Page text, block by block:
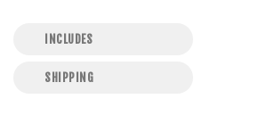
INCLUDES
SHIPPING